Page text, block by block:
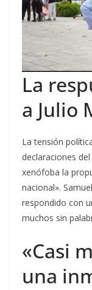
La
a Julio
La tensión
declaraciones
xenófoba la
nacional».
respondido con
muchos sin
«Casi
una